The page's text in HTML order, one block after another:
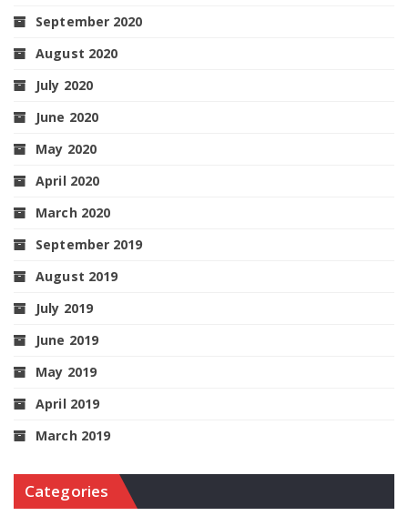
September 2020
August 2020
July 2020
June 2020
May 2020
April 2020
March 2020
September 2019
August 2019
July 2019
June 2019
May 2019
April 2019
March 2019
Categories